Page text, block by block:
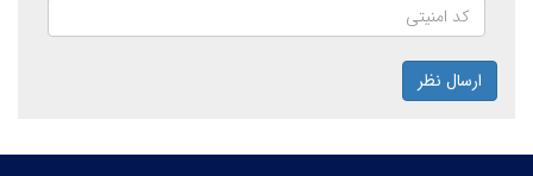
ارسال نظر